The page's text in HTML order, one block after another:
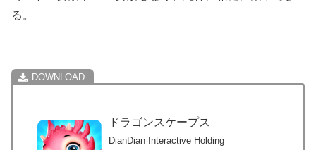
る。
ドラゴンスケープス
DianDian Interactive Holding